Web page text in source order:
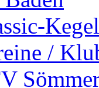
/